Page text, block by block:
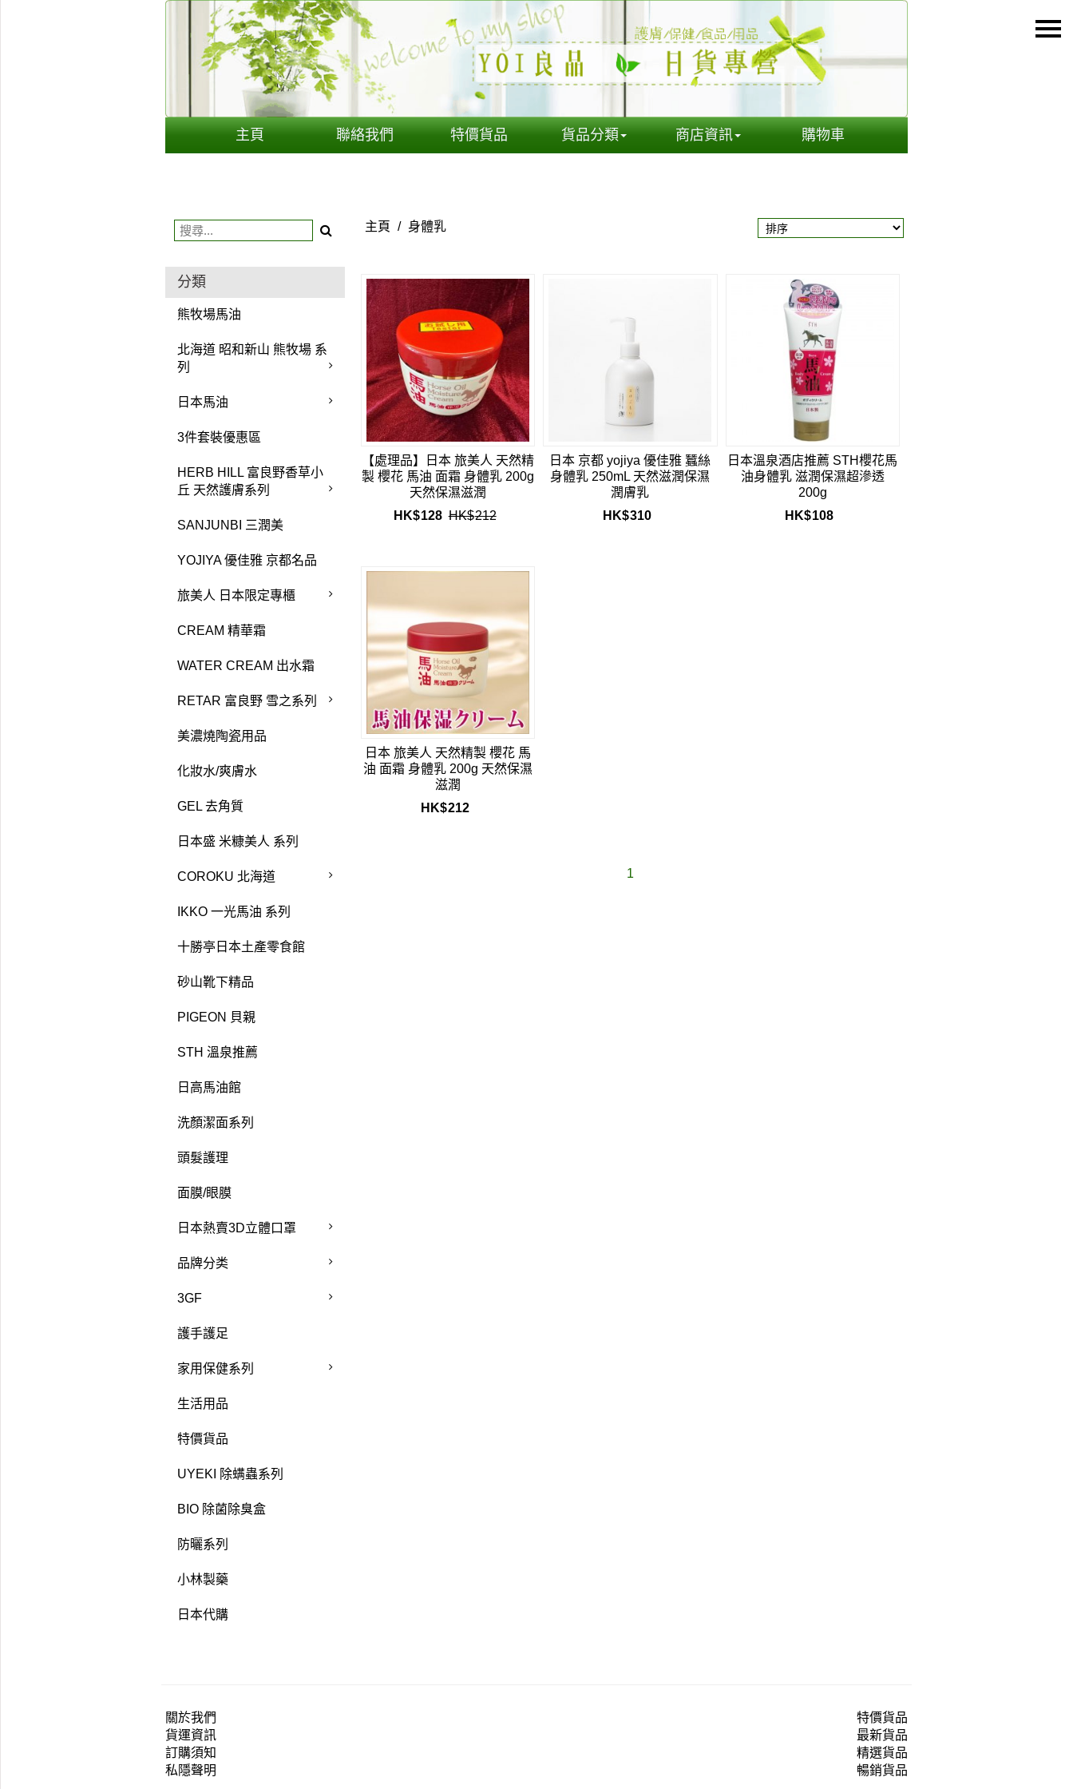
主頁 聯絡我們 特價貨品 貨品分類 商店資訊 購物車
分類
熊牧場馬油
北海道 昭和新山 熊牧場 系
列
日本馬油
3件套裝優惠區
HERB HILL 富良野香草小
丘 天然護膚系列
SANJUNBI 三潤美
YOJIYA 優佳雅 京都名品
旅美人 日本限定專櫃
CREAM 精華霜
WATER CREAM 出水霜
RETAR 富良野 雪之系列
美濃燒陶瓷用品
化妝水/爽膚水
GEL 去角質
日本盛 米糠美人 系列
COROKU 北海道
IKKO 一光馬油 系列
十勝亭日本土產零食館
砂山靴下精品
PIGEON 貝親
STH 溫泉推薦
日高馬油館
洗顏潔面系列
頭髮護理
面膜/眼膜
日本熱賣3D立體口罩
品牌分类
3GF
護手護足
家用保健系列
生活用品
特價貨品
UYEKI 除螨蟲系列
BIO 除菌除臭盒
防曬系列
小林製藥
日本代購
主頁 / 身體乳
【處理品】日本 旅美人 天然精
製 櫻花 馬油 面霜 身體乳 200g
天然保濕滋潤
HK$128 HK$212
日本 京都 yojiya 優佳雅 蠶絲
身體乳 250mL 天然滋潤保濕
潤膚乳
HK$310
日本溫泉酒店推薦 STH櫻花馬
油身體乳 滋潤保濕超滲透
200g
HK$108
日本 旅美人 天然精製 櫻花 馬
油 面霜 身體乳 200g 天然保濕
滋潤
HK$212
1
關於我們
貨運資訊
訂購須知
私隱聲明
特價貨品
最新貨品
精選貨品
暢銷貨品